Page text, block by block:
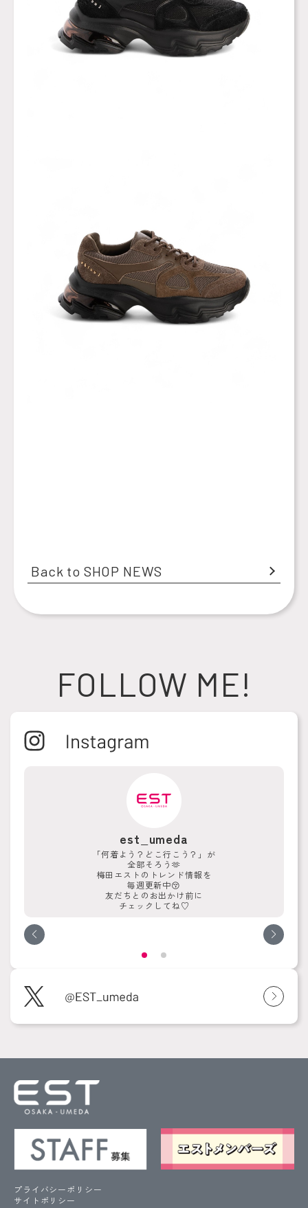
Back to SHOP NEWS
FOLLOW ME!
est_umeda
「何着よう？どこ行こう？」が
全部そろう🫶
梅田エストのトレンド情報を
毎週更新中😚
友だちとのお出かけ前に
チェックしてね♡
プライバシーポリシー
サイトポリシー